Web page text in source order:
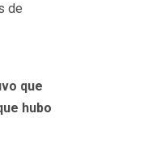
de
que
hubo